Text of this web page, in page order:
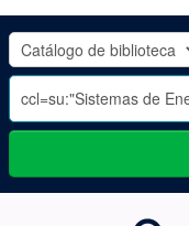
OLADE
-